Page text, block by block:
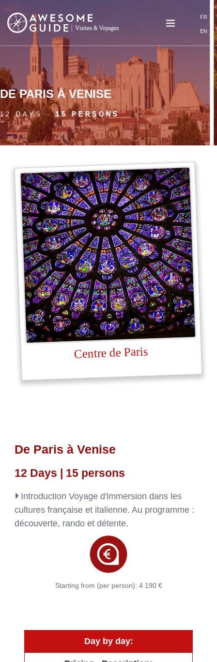
FR
EN
DE PARIS À VENISE
12 DAYS -15 PERSONS
Centre de Paris
De Paris à Venise
12 Days | 15 persons
IntroductionVoyage d'immersion dans les
cultures française et italienne. Au programme :
découverte, rando et détente.
Starting from (per person): 4 190 €
Day by day: